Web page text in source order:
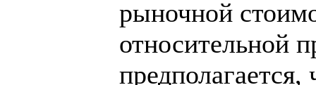
рыночной
относительной